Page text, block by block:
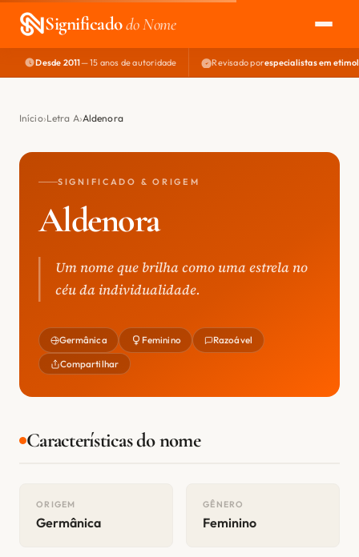
Significadodo Nome
EXPLORAR
NOME PERFEITO
Desde 2011— 15 anos de autoridade Revisado porespecialistas em
Início Letra A Aldenora
SIGNIFICADO & ORIGEM
Aldenora
Um nome que brilha como uma estrela no
céu da individualidade.
Germânica Feminino Razoável
Compartilhar
Características do nome
ORIGEM
Germânica
GÊNERO
Feminino